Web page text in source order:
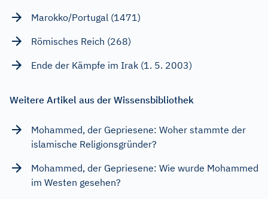
Marokko/Portugal (1471)
Römisches Reich (268)
Ende der Kämpfe im Irak (1. 5. 2003)
Weitere Artikel aus der Wissensbibliothek
Mohammed, der Gepriesene: Woher stammte der
islamische Religionsgründer?
Mohammed, der Gepriesene: Wie wurde Mohammed
im Westen gesehen?